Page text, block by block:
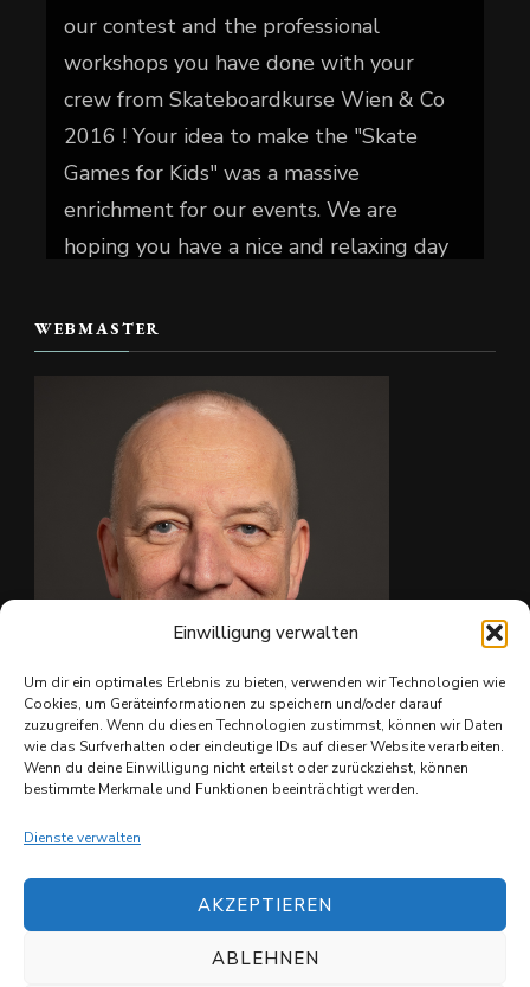
Einwilligung verwalten
Um dir ein optimales Erlebnis zu bieten, verwenden wir Technologien wie
Cookies, um Geräteinformationen zu speichern und/oder darauf
zuzugreifen. Wenn du diesen Technologien zustimmst, können wir Daten
wie das Surfverhalten oder eindeutige IDs auf dieser Website verarbeiten.
Wenn du deine Einwilligung nicht erteilst oder zurückziehst, können
bestimmte Merkmale und Funktionen beeinträchtigt werden.
Dienste verwalten
AKZEPTIEREN
ABLEHNEN
our contest and the professional
workshops you have done with your
crew from Skateboardkurse Wien & Co
2016 ! Your idea to make the "Skate
Games for Kids" was a massive
enrichment for our events. We are
hoping you have a nice and relaxing day
📷 Christian Reiter
#skate4fun
Foto
Auf Facebook anzeigen Teilen
WEBMASTER
Ing. Christian Reiter